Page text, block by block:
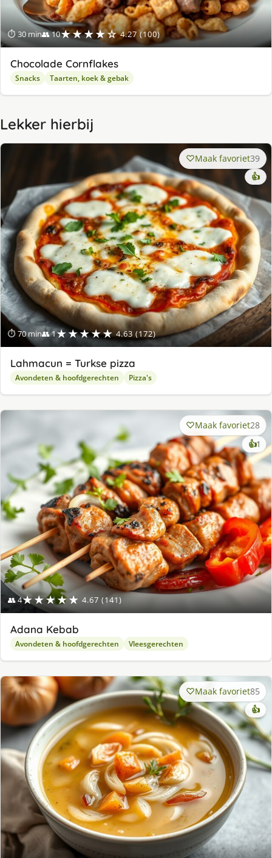
⏱ 30 min👥 10★★★★☆ 4.27 (100)
Chocolade Cornflakes
Snacks Taarten, koek & gebak
Lekker hierbij
⏱ 70 min👥 1★★★★★ 4.63 (172)
Maak favoriet39
👍
Lahmacun = Turkse pizza
Avondeten & hoofdgerechten Pizza's
👥 4★★★★★ 4.67 (141)
Maak favoriet28
👍1
Adana Kebab
Avondeten & hoofdgerechten Vleesgerechten
Maak favoriet85
👍